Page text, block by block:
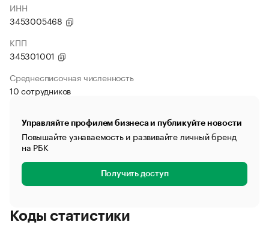
ИНН
3453005468
КПП
345301001
Среднесписочная численность
10 сотрудников
Управляйте профилем бизнеса и публикуйте новости
Повышайте узнаваемость и развивайте личный бренд
на РБК
Получить доступ
Коды статистики